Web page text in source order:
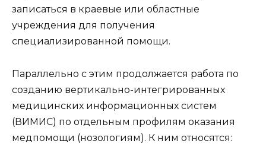
записаться в краевые или областные
учреждения для получения
специализированной помощи.
Параллельно с этим продолжается работа по
созданию вертикально-интегрированных
медицинских информационных систем
(ВИМИС) по отдельным профилям оказания
медпомощи (нозологиям). К ним относятся: